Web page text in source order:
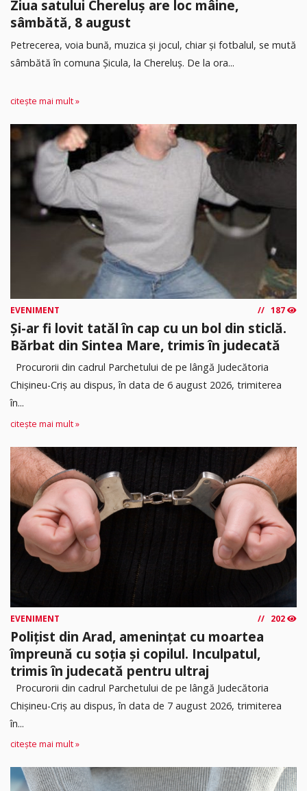
Ziua satului Chereluș are loc mâine,
sâmbătă, 8 august
Petrecerea, voia bună, muzica și jocul, chiar și fotbalul, se mută
sâmbătă în comuna Șicula, la Chereluș. De la ora...
citește mai mult »
EVENIMENT 187
Și-ar fi lovit tatăl în cap cu un bol din sticlă.
Bărbat din Sintea Mare, trimis în judecată
Procurorii din cadrul Parchetului de pe lângă Judecătoria
Chișineu-Criș au dispus, în data de 6 august 2026, trimiterea
în...
citește mai mult »
EVENIMENT 202
Polițist din Arad, amenințat cu moartea
împreună cu soția și copilul. Inculpatul,
trimis în judecată pentru ultraj
Procurorii din cadrul Parchetului de pe lângă Judecătoria
Chișineu-Criș au dispus, în data de 7 august 2026, trimiterea
în...
citește mai mult »